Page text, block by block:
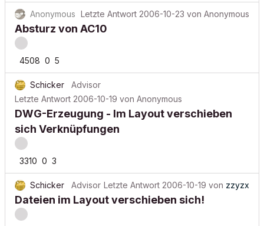
Anonymous Letzte Antwort 2006-10-23 von Anonymous
Absturz von AC10
4508 0 5
Schicker
Advisor
Letzte Antwort 2006-10-19 von Anonymous
DWG-Erzeugung - Im Layout verschieben
sich Verknüpfungen
3310 0 3
Schicker Advisor Letzte Antwort 2006-10-19 von zzyzx
Dateien im Layout verschieben sich!